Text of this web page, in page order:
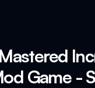
Game -